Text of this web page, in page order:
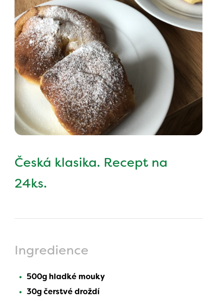
Česká klasika. Recept na
24ks.
Ingredience
500g hladké mouky
30g čerstvé droždí